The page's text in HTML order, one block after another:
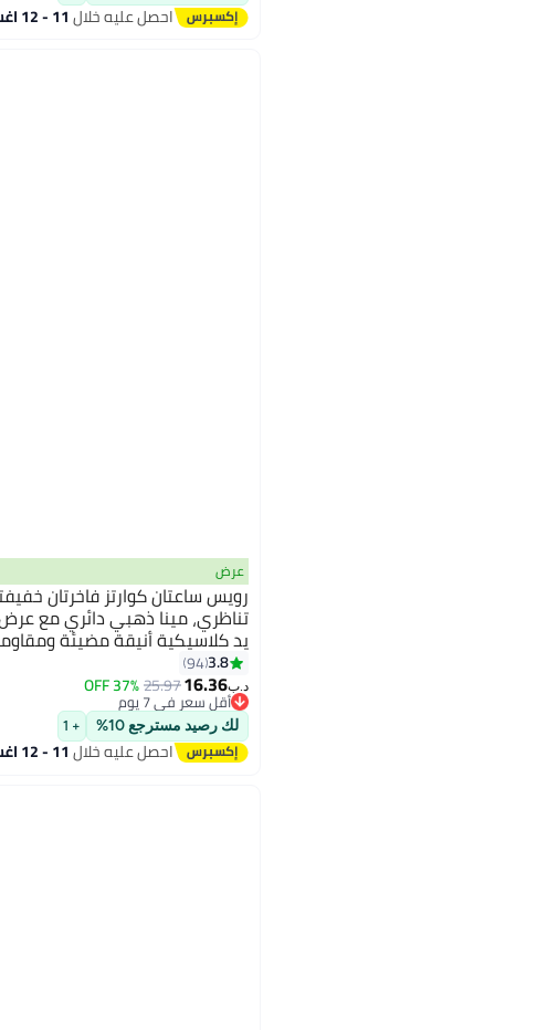
احصل عليه خلال11 - 12 اغسطس
عرض
رويس ساعتان كوارتز فاخرتان
تناظري، مينا ذهبي دائري مع
يد كلاسيكية أنيقة مضيئة
للرجال والنساء
3.8
94
د.ب‏16.36
25.97
37% OFF
أقل سعر في 7 يوم
أقل سعر في 7 يوم
لك رصيد مسترجع 10% + 1
احصل عليه خلال11 - 12 اغسطس